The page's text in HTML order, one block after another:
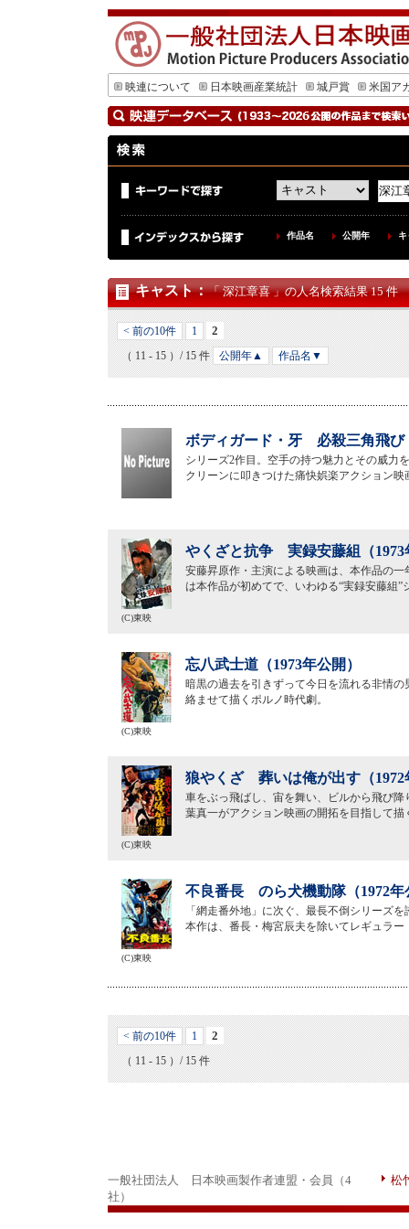
映連について 日本映画産業統計 城戸賞 米国ア
作品名 公開年
キャスト：「 深江章喜 」の人名検索結果 15 件
< 前の10件 1 2
（ 11 - 15 ）/ 15 件 公開年▲ 作品名▼
ボディガード・牙 必殺三角飛び
シリーズ2作目。空手の持つ魅力とその威力
クリーンに叩きつけた痛快娯楽アクション映
やくざと抗争 実録安藤組（1973
安藤昇原作・主演による映画は、本作品の
は本作品が初めてで、いわゆる“実録安藤組
(C)東映
忘八武士道（1973年公開）
暗黒の過去を引きずって今日を流れる非情
絡ませて描くポルノ時代劇。
(C)東映
狼やくざ 葬いは俺が出す（1972
車をぶっ飛ばし、宙を舞い、ビルから飛び
葉真一がアクション映画の開拓を目指して
(C)東映
不良番長 のら犬機動隊（1972年
「網走番外地」に次ぐ、最長不倒シリーズ
本作は、番長・梅宮辰夫を除いてレギュラ
(C)東映
< 前の10件 1 2
（ 11 - 15 ）/ 15 件
一般社団法人 日本映画製作者連盟・会員（4
社）
松